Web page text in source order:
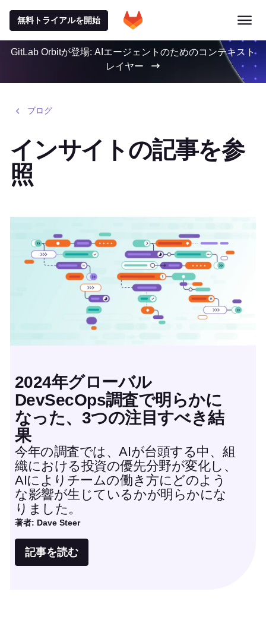
無料トライアルを開始
GitLab Orbitが登場: AIエージェントのためのコンテキスト
レイヤー
ブログ
インサイトの記事を参
照
2024年グローバル
DevSecOps調査で明らかに
なった、3つの注目すべき結
果
今年の調査では、AIが台頭する中、組
織における投資の優先分野が変化し、
AIによりチームの働き方にどのよう
な影響が生じているかが明らかにな
りました。
著者: Dave Steer
記事を読む